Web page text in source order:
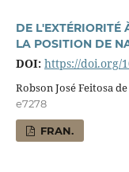
DE L'EXTÉRIORITÉ
LA POSITION DE
DOI: https://doi.org/
Robson José Feitosa
e7278
FRAN.